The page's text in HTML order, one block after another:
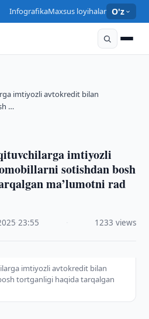
InfografikaMaxsus loyihalar O'z
imtiyozli avtokredit bilan
…
imtiyozli
sotishdan bosh
ma’lumotni rad
·23:55 1233 views
imtiyozli avtokredit bilan
tortganligi haqida tarqalgan